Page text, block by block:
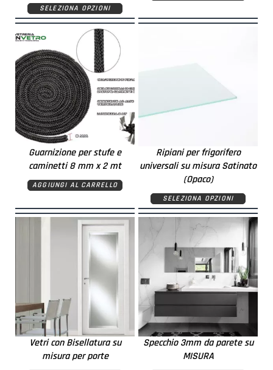
SELEZIONA OPZIONI
Guarnizione per stufe e
caminetti 8 mm x 2 mt
AGGIUNGI AL CARRELLO
Ripiani per frigorifero
universali su misura Satinato
(Opaco)
SELEZIONA OPZIONI
Vetri con Bisellatura su
misura per porte
Specchio 3mm da parete su
MISURA